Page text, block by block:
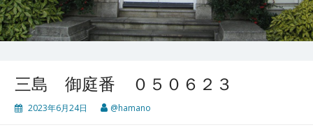
三島 御庭番 ０５０６２３
2023年6月24日 @hamano